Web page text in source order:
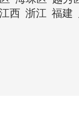
西 浙江 福建